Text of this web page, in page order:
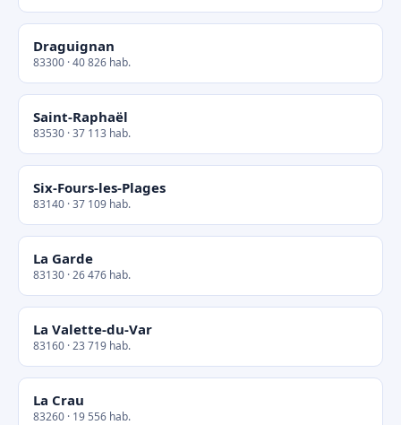
Draguignan
83300 · 40 826 hab.
Saint-Raphaël
83530 · 37 113 hab.
Six-Fours-les-Plages
83140 · 37 109 hab.
La Garde
83130 · 26 476 hab.
La Valette-du-Var
83160 · 23 719 hab.
La Crau
83260 · 19 556 hab.